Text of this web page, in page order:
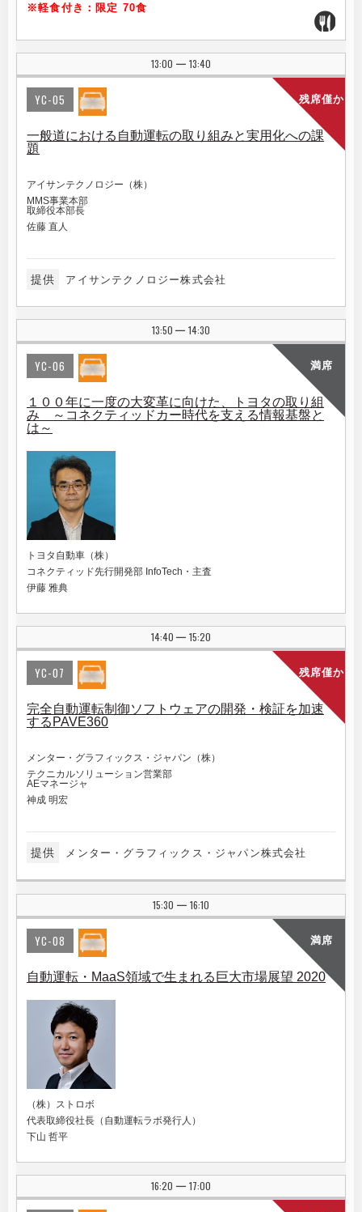
※軽食付き：限定 70食
13:00 | 13:40
残席僅か
YC-05
一般道における自動運転の取り組みと実用化への課
題
アイサンテクノロジー（株）
MMS事業本部
取締役本部長
佐藤 直人
提供 アイサンテクノロジー株式会社
13:50 | 14:30
満席
YC-06
１００年に一度の大変革に向けた、トヨタの取り組
み ～コネクティッドカー時代を支える情報基盤と
は～
トヨタ自動車（株）
コネクティッド先行開発部 InfoTech・主査
伊藤 雅典
14:40 | 15:20
残席僅か
YC-07
完全自動運転制御ソフトウェアの開発・検証を加速
するPAVE360
メンター・グラフィックス・ジャパン（株）
テクニカルソリューション営業部
AEマネージャ
神成 明宏
提供 メンター・グラフィックス・ジャパン株式会社
15:30 | 16:10
満席
YC-08
自動運転・MaaS領域で生まれる巨大市場展望 2020
（株）ストロボ
代表取締役社長（自動運転ラボ発行人）
下山 哲平
16:20 | 17:00